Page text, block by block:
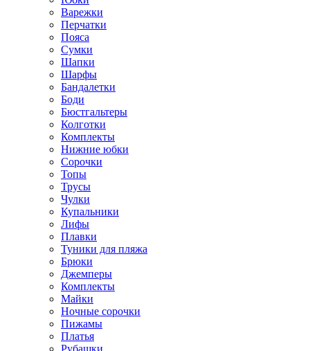
Варежки
Перчатки
Пояса
Сумки
Шапки
Шарфы
Бандалетки
Боди
Бюстгальтеры
Колготки
Комплекты
Нижние юбки
Сорочки
Топы
Трусы
Чулки
Купальники
Лифы
Плавки
Туники для пляжа
Брюки
Джемперы
Комплекты
Майки
Ночные сорочки
Пижамы
Платья
Рубашки